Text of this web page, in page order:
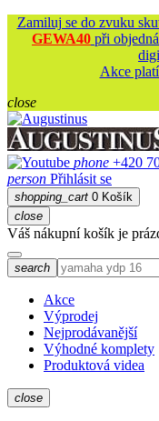
Zamiluj se do zvuku
GEWA40 při
Akce
close
phone +420
person Přihlásit se
shopping_cart 0 Košík
close
Váš nákupní košík je
search
Akce
Výprodej
Nejprodávanější
Výhodné komplety
Produktová videa
close